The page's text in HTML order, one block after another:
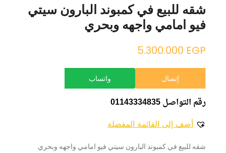
شقه للبيع في كمبوند البارون سيتي
فيو امامي واجهه وبحري
5.300.000 EGP
إتصال واتساب
رقم التواصل 01143334835
أضف إلى القائمة المفضلة
شقه للبيع في كمبوند البارون سيتي فيو امامي واجهه وبحري